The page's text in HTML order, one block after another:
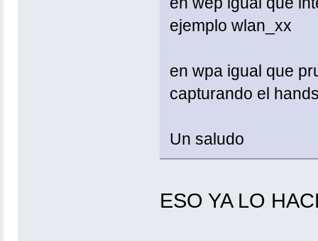
ejemplo wlan_xx
en wpa igual que
capturando el
Un saludo
ESO YA LO